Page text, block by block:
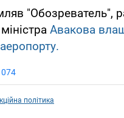
"Обозреватель",
Авакова
політика